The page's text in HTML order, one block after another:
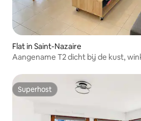
Flat in Saint-Nazaire
Aangename T2 dicht bij de kust,
Superhost
Superhost